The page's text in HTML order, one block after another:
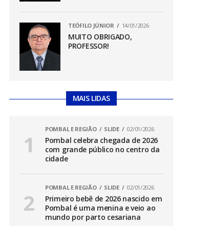
TEÓFILO JÚNIOR 14/01/2026
MUITO OBRIGADO,
PROFESSOR!
MAIS LIDAS
POMBAL E REGIÃO SLIDE 02/01/2026
Pombal celebra chegada de 2026
com grande público no centro da
cidade
POMBAL E REGIÃO SLIDE 02/01/2026
Primeiro bebê de 2026 nascido em
Pombal é uma menina e veio ao
mundo por parto cesariana